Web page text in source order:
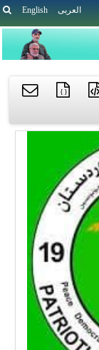
English العربی
{ }